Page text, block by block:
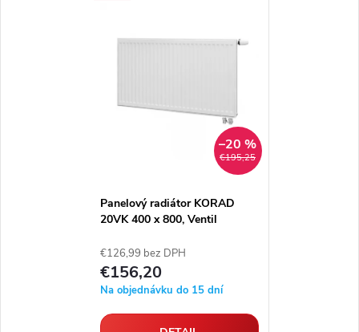
€195,25
–20 %
Panelový radiátor KORAD
20VK 400 x 800, Ventil
€126,99 bez DPH
€156,20
Na objednávku do 15 dní